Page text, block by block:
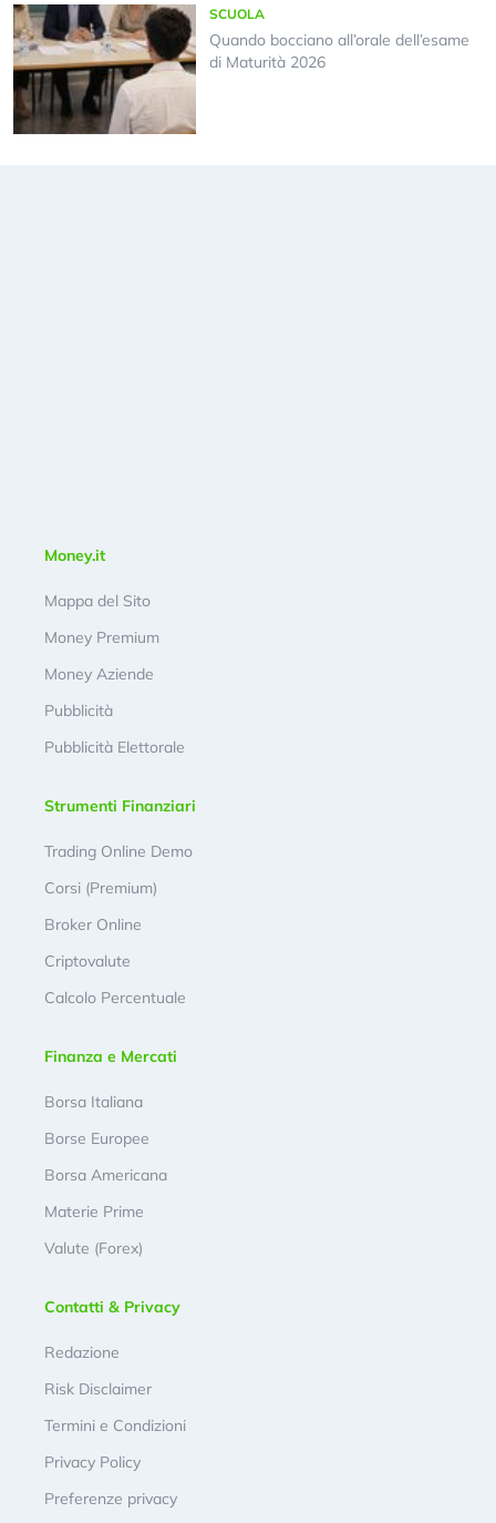
SCUOLA
Quando bocciano all’orale dell’esame
di Maturità 2026
Money.it
Mappa del Sito
Money Premium
Money Aziende
Pubblicità
Pubblicità Elettorale
Strumenti Finanziari
Trading Online Demo
Corsi (Premium)
Broker Online
Criptovalute
Calcolo Percentuale
Finanza e Mercati
Borsa Italiana
Borse Europee
Borsa Americana
Materie Prime
Valute (Forex)
Contatti & Privacy
Redazione
Risk Disclaimer
Termini e Condizioni
Privacy Policy
Preferenze privacy